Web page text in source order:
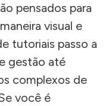
pensados para
visual e
tutoriais passo a
gestão até
complexos de
você é